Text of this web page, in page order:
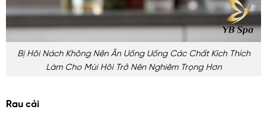
Bị Hôi Nách Không Nên Ăn Uống Uống Các Chất Kích Thích
Làm Cho Mùi Hôi Trở Nên Nghiêm Trọng Hơn
Rau cải